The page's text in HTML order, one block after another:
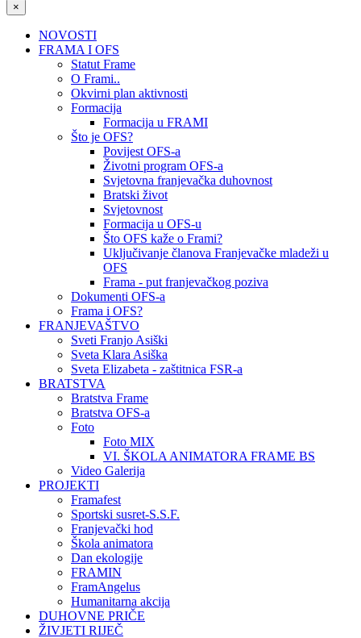
×
NOVOSTI
FRAMA I OFS
Statut Frame
O Frami..
Okvirni plan aktivnosti
Formacija
Formacija u FRAMI
Što je OFS?
Povijest OFS-a
Životni program OFS-a
Svjetovna franjevačka duhovnost
Bratski život
Svjetovnost
Formacija u OFS-u
Što OFS kaže o Frami?
Uključivanje članova Franjevačke mladeži u
OFS
Frama - put franjevačkog poziva
Dokumenti OFS-a
Frama i OFS?
FRANJEVAŠTVO
Sveti Franjo Asiški
Sveta Klara Asiška
Sveta Elizabeta - zaštitnica FSR-a
BRATSTVA
Bratstva Frame
Bratstva OFS-a
Foto
Foto MIX
VI. ŠKOLA ANIMATORA FRAME BS
Video Galerija
PROJEKTI
Framafest
Sportski susret-S.S.F.
Franjevački hod
Škola animatora
Dan ekologije
FRAMIN
FramAngelus
Humanitarna akcija
DUHOVNE PRIČE
ŽIVJETI RIJEČ